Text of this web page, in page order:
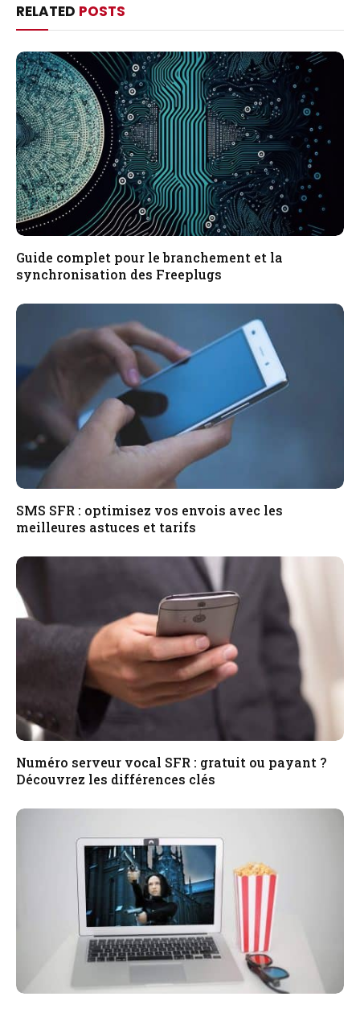
RELATED POSTS
Guide complet pour le branchement et la
synchronisation des Freeplugs
SMS SFR : optimisez vos envois avec les
meilleures astuces et tarifs
Numéro serveur vocal SFR : gratuit ou payant ?
Découvrez les différences clés